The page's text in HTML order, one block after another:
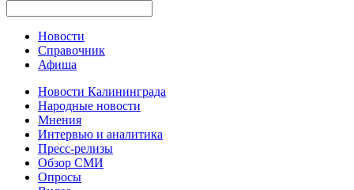
Новости
Справочник
Афиша
Новости Калининграда
Народные новости
Мнения
Интервью и аналитика
Пресс-релизы
Обзор СМИ
Опросы